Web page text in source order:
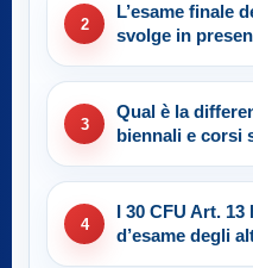
2
L’esame finale
svolge in
3
Qual è la
biennali e corsi
4
I 30 CFU Art.
d’esame degli